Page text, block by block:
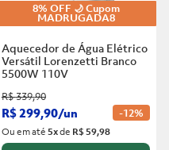
8% OFF 🌙 Cupom
MADRUGADA8
Aquecedor de Água Elétrico
Versátil Lorenzetti Branco
5500W 110V
R$339,90
R$299,90/un -12%
Ou em até5xde R$ 59,98